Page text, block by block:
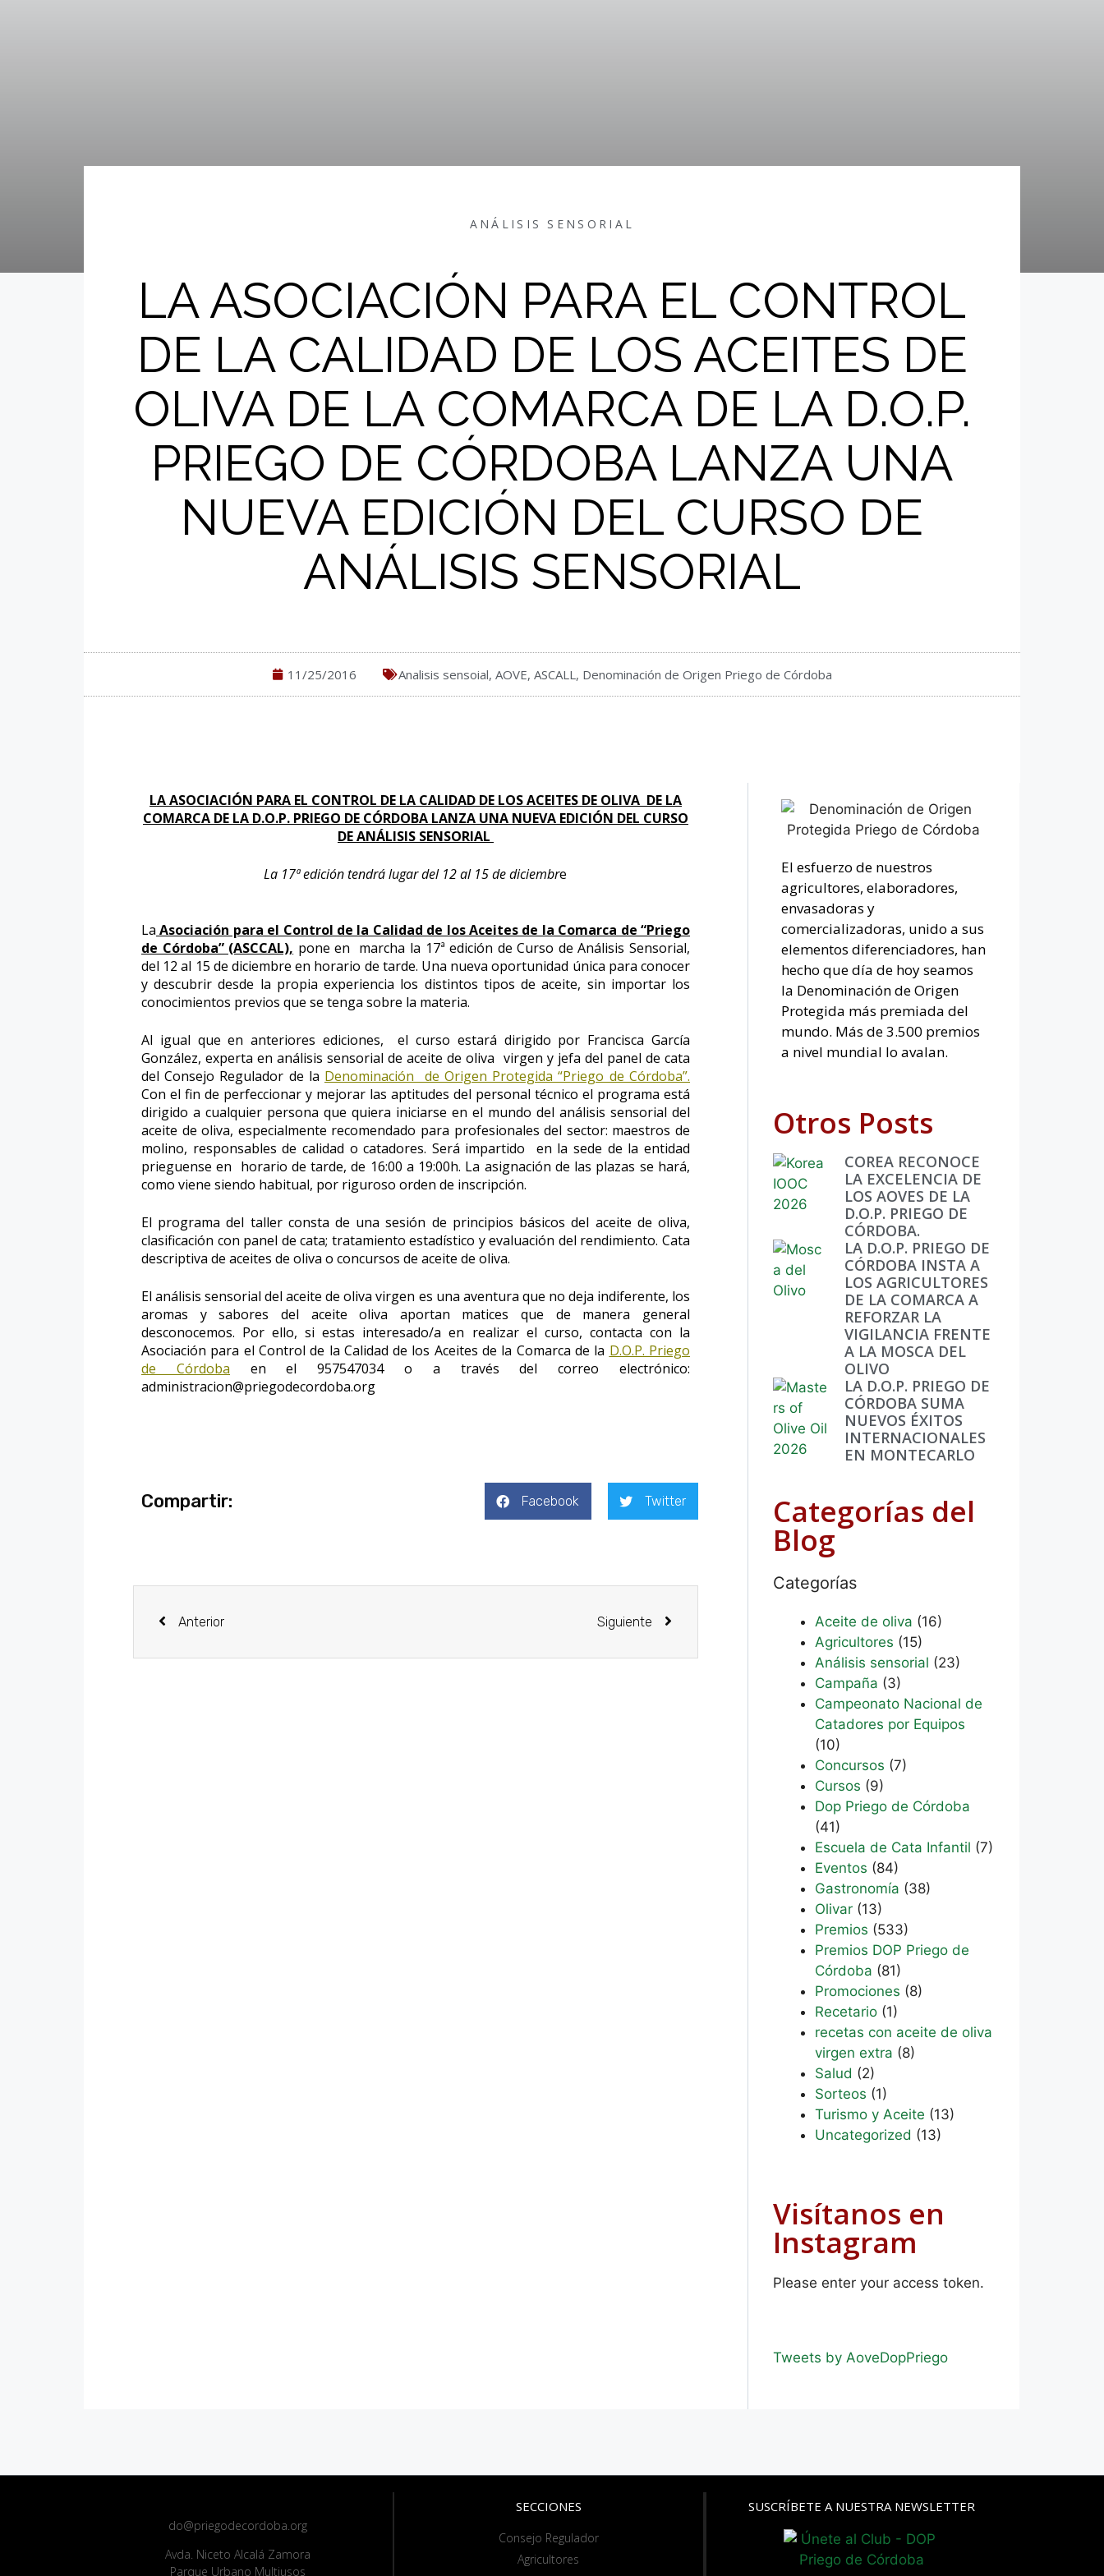
ANÁLISIS SENSORIAL
LA ASOCIACIÓN PARA EL CONTROL
DE LA CALIDAD DE LOS ACEITES DE
OLIVA DE LA COMARCA DE LA D.O.P.
PRIEGO DE CÓRDOBA LANZA UNA
NUEVA EDICIÓN DEL CURSO DE
ANÁLISIS SENSORIAL
11/25/2016 Analisis sensoial, AOVE, ASCALL, Denominación de Origen Priego de Córdoba
LA ASOCIACIÓN PARA EL CONTROL DE LA CALIDAD DE LOS ACEITES DE OLIVA DE LA
COMARCA DE LA D.O.P. PRIEGO DE CÓRDOBA LANZA UNA NUEVA EDICIÓN DEL CURSO
DE ANÁLISIS SENSORIAL
La 17ª edición tendrá lugar del 12 al 15 de diciembre
La Asociación para el Control de la Calidad de los Aceites de la Comarca de “Priego
de Córdoba” (ASCCAL), pone en marcha la 17ª edición de Curso de Análisis Sensorial,
del 12 al 15 de diciembre en horario de tarde. Una nueva oportunidad única para conocer
y descubrir desde la propia experiencia los distintos tipos de aceite, sin importar los
conocimientos previos que se tenga sobre la materia.
Al igual que en anteriores ediciones, el curso estará dirigido por Francisca García
González, experta en análisis sensorial de aceite de oliva virgen y jefa del panel de cata
del Consejo Regulador de la Denominación de Origen Protegida “Priego de Córdoba”.
Con el fin de perfeccionar y mejorar las aptitudes del personal técnico el programa está
dirigido a cualquier persona que quiera iniciarse en el mundo del análisis sensorial del
aceite de oliva, especialmente recomendado para profesionales del sector: maestros de
molino, responsables de calidad o catadores. Será impartido en la sede de la entidad
prieguense en horario de tarde, de 16:00 a 19:00h. La asignación de las plazas se hará,
como viene siendo habitual, por riguroso orden de inscripción.
El programa del taller consta de una sesión de principios básicos del aceite de oliva,
clasificación con panel de cata; tratamiento estadístico y evaluación del rendimiento. Cata
descriptiva de aceites de oliva o concursos de aceite de oliva.
El análisis sensorial del aceite de oliva virgen es una aventura que no deja indiferente, los
aromas y sabores del aceite oliva aportan matices que de manera general
desconocemos. Por ello, si estas interesado/a en realizar el curso, contacta con la
Asociación para el Control de la Calidad de los Aceites de la Comarca de la D.O.P. Priego
de Córdoba en el 957547034 o a través del correo electrónico:
administracion@priegodecordoba.org
Compartir: Facebook Twitter
Anterior Siguiente
El esfuerzo de nuestros
agricultores, elaboradores,
envasadoras y
comercializadoras, unido a sus
elementos diferenciadores, han
hecho que día de hoy seamos
la Denominación de Origen
Protegida más premiada del
mundo. Más de 3.500 premios
a nivel mundial lo avalan.
Otros Posts
COREA RECONOCE
LA EXCELENCIA DE
LOS AOVES DE LA
D.O.P. PRIEGO DE
CÓRDOBA.
LA D.O.P. PRIEGO DE
CÓRDOBA INSTA A
LOS AGRICULTORES
DE LA COMARCA A
REFORZAR LA
VIGILANCIA FRENTE
A LA MOSCA DEL
OLIVO
LA D.O.P. PRIEGO DE
CÓRDOBA SUMA
NUEVOS ÉXITOS
INTERNACIONALES
EN MONTECARLO
Categorías del
Blog
Categorías
Aceite de oliva (16)
Agricultores (15)
Análisis sensorial (23)
Campaña (3)
Campeonato Nacional de
Catadores por Equipos
(10)
Concursos (7)
Cursos (9)
Dop Priego de Córdoba
(41)
Escuela de Cata Infantil (7)
Eventos (84)
Gastronomía (38)
Olivar(13)
Premios (533)
Premios DOP Priego de
Córdoba (81)
Promociones (8)
Recetario(1)
recetas con aceite de oliva
virgen extra (8)
Salud (2)
Sorteos (1)
Turismo y Aceite (13)
Uncategorized (13)
Visítanos en
Instagram
Please enter your access token.
Tweets by AoveDopPriego
do@priegodecordoba.org
Avda. Niceto Alcalá Zamora
Parque Urbano Multiusos
SECCIONES
Consejo Regulador
Agricultores
SUSCRÍBETE A NUESTRA NEWSLETTER